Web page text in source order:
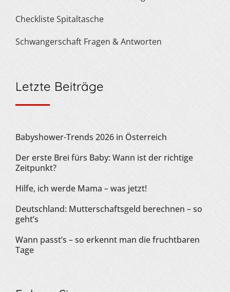
Checkliste Spitaltasche
Schwangerschaft Fragen & Antworten
Letzte Beiträge
Babyshower-Trends 2026 in Österreich
Der erste Brei fürs Baby: Wann ist der richtige
Zeitpunkt?
Hilfe, ich werde Mama – was jetzt!
Deutschland: Mutterschaftsgeld berechnen – so
geht’s
Wann passt’s – so erkennt man die fruchtbaren
Tage